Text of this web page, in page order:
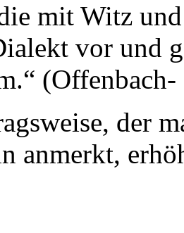
mit Witz
vor und
(Offenbach-
der
anmerkt,